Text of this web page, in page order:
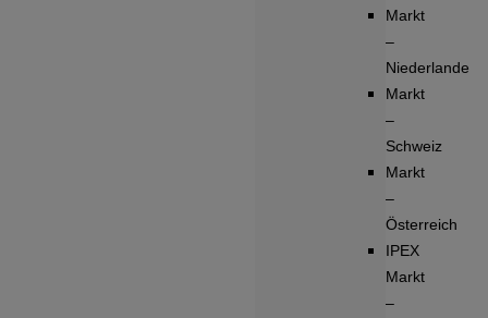
Markt
–
Niederlande
Markt
–
Schweiz
Markt
–
Österreich
IPEX
Markt
–